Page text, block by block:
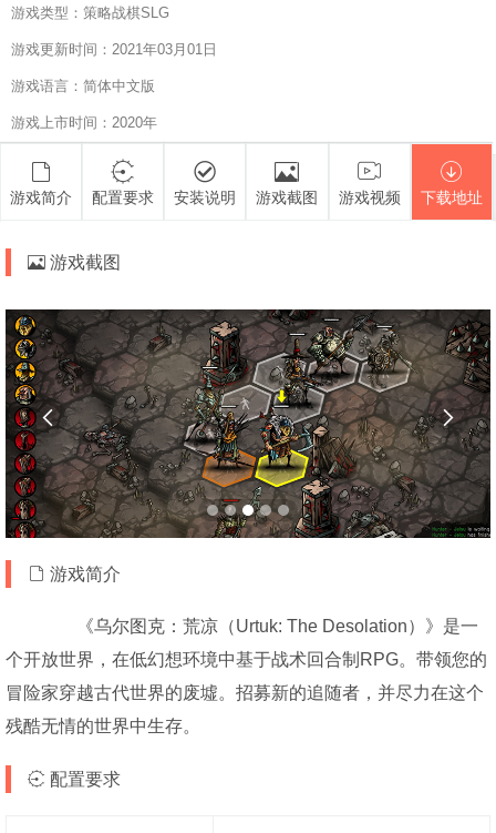
游戏类型：策略战棋SLG
游戏更新时间：2021年03月01日
游戏语言：简体中文版
游戏上市时间：2020年
游戏简介 配置要求 安装说明 游戏截图 游戏视频 下载地址
游戏截图
 
游戏简介
《乌尔图克：荒凉（Urtuk: The Desolation）》是一
个开放世界，在低幻想环境中基于战术回合制RPG。带领您的
冒险家穿越古代世界的废墟。招募新的追随者，并尽力在这个
残酷无情的世界中生存。
配置要求